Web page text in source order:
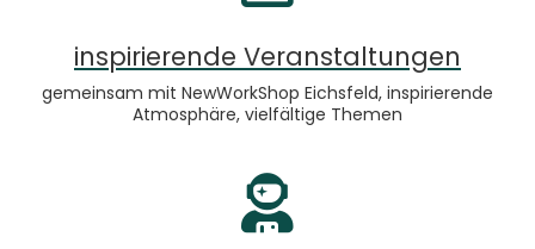
inspirierende Veranstaltungen​
gemeinsam mit NewWorkShop Eichsfeld, inspirierende
Atmosphäre, vielfältige Themen